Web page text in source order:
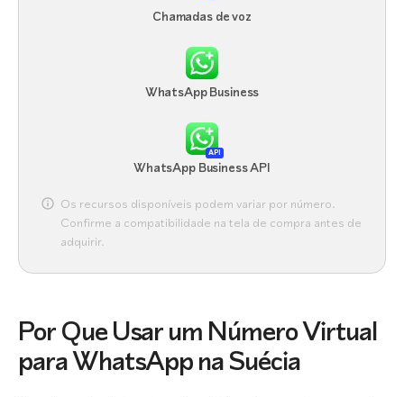
Chamadas de voz
WhatsApp Business
API
WhatsApp Business API
Os recursos disponíveis podem variar por número.
Confirme a compatibilidade na tela de compra antes de
adquirir.
Por Que Usar um Número Virtual
para WhatsApp na Suécia